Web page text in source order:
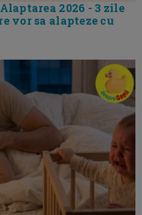
2026 - 3 zile
vor sa alapteze cu